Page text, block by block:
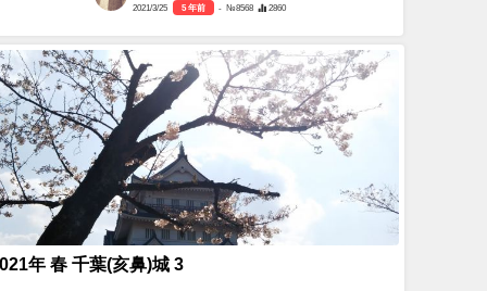
2021/3/25 5 年前 - №8568 2860
年 春 千葉(亥鼻)城 3